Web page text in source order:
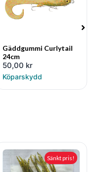
Gäddgummi Curlytail
24cm
50,00 kr
Köparskydd
Sänkt pris!